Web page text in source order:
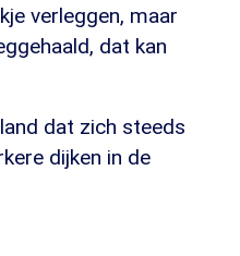
verleggen, maar
dat kan
dat zich steeds
dijken in de